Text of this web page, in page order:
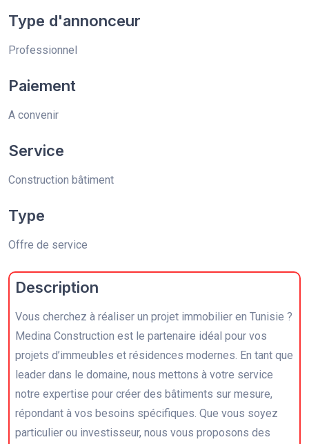
Type d'annonceur
Professionnel
Paiement
A convenir
Service
Construction bâtiment
Type
Offre de service
Description
Vous cherchez à réaliser un projet immobilier en Tunisie ?
Medina Construction est le partenaire idéal pour vos
projets d’immeubles et résidences modernes. En tant que
leader dans le domaine, nous mettons à votre service
notre expertise pour créer des bâtiments sur mesure,
répondant à vos besoins spécifiques. Que vous soyez
particulier ou investisseur, nous vous proposons des